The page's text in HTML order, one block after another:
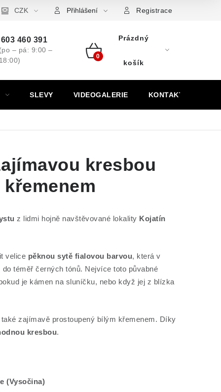
značky Výkup minerálů a drahých kamenů
CZK Přihlášení Registrace
603 460 391
(po – pá: 9:00 –
18:00)
Nákupní
Prázdný
košík
SLEVY VIDEOGALERIE KONTAKT
kresbou
z lidmi hojně navštěvované lokality Kojatín
velice pěknou sytě fialovou barvou, která v
téměř černých tónů. Nejvíce toto půvabné
je kámen na sluníčku, nebo když jej z blízka
zajímavě prostoupený bílým křemenem. Díky
kresbou.
(Vysočina)